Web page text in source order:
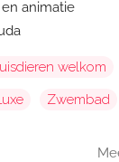
animatie
welkom
Zwembad